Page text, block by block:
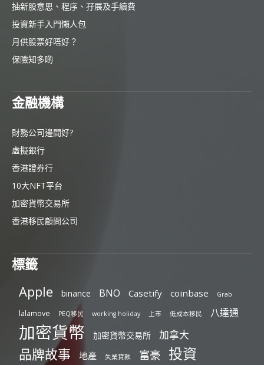
抽新股意思、程序、孖展及手續費
投資新手入門懶人包
月供股票好唔好？
保險知多啲
金融機構
財務公司邊間好?
虛擬銀行
香港證券行
10大NFT平台
加密貨幣交易所
香港移民顧問公司
標籤
Apple binance BNO Casetify coinbase Grab
lalamove PEQ移民 working holiday 上市 低成本移民 八達通
加密貨幣 加密貨幣交易所 加拿大
品牌故事 地產 失業貸款 富豪 投資